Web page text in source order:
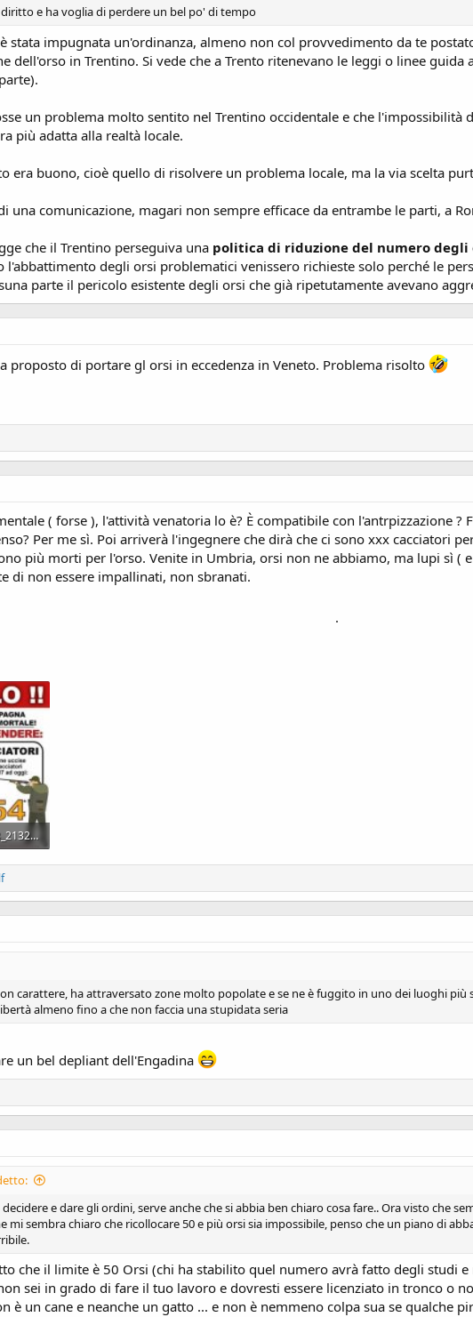
diritto e ha voglia di perdere un bel po' di tempo
stata impugnata un'ordinanza, almeno non col provvedimento da te
dell'orso in Trentino. Si vede che a Trento ritenevano le leggi o linee
un problema molto sentito nel Trentino occidentale e che
più adatta alla realtà locale.
era buono, cioè quello di risolvere un problema locale, ma la via scelta
una comunicazione, magari non sempre efficace da entrambe le parti, a
che il Trentino perseguiva una politica di riduzione del numero
l'abbattimento degli orsi problematici venissero richieste solo perché le
parte il pericolo esistente degli orsi che già ripetutamente avevano
proposto di portare gl orsi in eccedenza in Veneto. Problema risolto
( forse ), l'attività venatoria lo è? È compatibile con l'antrpizzazione ?
Per me sì. Poi arriverà l'ingegnere che dirà che ci sono xxx cacciatori
più morti per l'orso. Venite in Umbria, orsi non ne abbiamo, ma lupi sì (
di non essere impallinati, non sbranati.
.
Screenshot_20230413_213247_WhatsApp.jpg
168
carattere, ha attraversato zone molto popolate e se ne è fuggito in uno dei luoghi
almeno fino a che non faccia una stupidata seria
un bel depliant dell'Engadina
e dare gli ordini, serve anche che si abbia ben chiaro cosa fare.. Ora visto che
mi sembra chiaro che ricollocare 50 e più orsi sia impossibile, penso che un piano di
che il limite è 50 Orsi (chi ha stabilito quel numero avrà fatto degli studi
sei in grado di fare il tuo lavoro e dovresti essere licenziato in tronco o
è un cane e neanche un gatto ... e non è nemmeno colpa sua se qualche